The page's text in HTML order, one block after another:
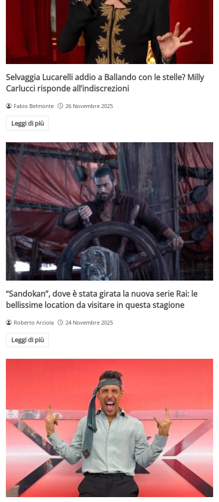
Selvaggia Lucarelli addio a Ballando con le stelle? Milly
Carlucci risponde all’indiscrezioni
Fabio Belmonte 26 Novembre 2025
Leggi di più
“Sandokan”, dove è stata girata la nuova serie Rai: le
bellissime location da visitare in questa stagione
Roberto Arciola 24 Novembre 2025
Leggi di più